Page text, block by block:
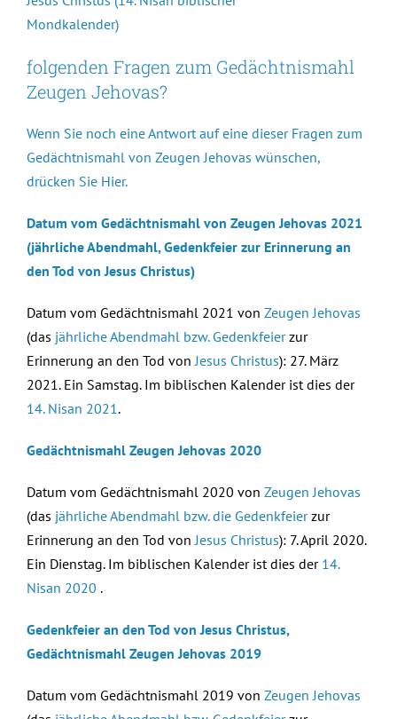
Mondkalender)
folgenden Fragen zum Gedächtnismahl
Zeugen Jehovas?
Wenn Sie noch eine Antwort auf eine dieser Fragen zum
Gedächtnismahl von Zeugen Jehovas wünschen,
drücken Sie Hier.
Datum vom Gedächtnismahl von Zeugen Jehovas 2021
(jährliche Abendmahl, Gedenkfeier zur Erinnerung an
den Tod von Jesus Christus)
Datum vom Gedächtnismahl 2021 von Zeugen Jehovas
(das jährliche Abendmahl bzw. Gedenkfeierzur
Erinnerung an den Tod von Jesus Christus): 27. März
2021. Ein Samstag. Im biblischen Kalender ist dies der
14. Nisan 2021 .
Gedächtnismahl Zeugen Jehovas 2020
Datum vom Gedächtnismahl 2020 von Zeugen Jehovas
(das jährliche Abendmahl bzw. die Gedenkfeierzur
Erinnerung an den Tod von Jesus Christus): 7. April 2020.
Ein Dienstag. Im biblischen Kalender ist dies der 14.
Nisan 2020 .
Gedenkfeier an den Tod von Jesus Christus,
Gedächtnismahl Zeugen Jehovas 2019
Datum vom Gedächtnismahl 2019 von Zeugen Jehovas